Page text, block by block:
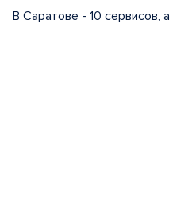
В Саратове - 10 сервисов,